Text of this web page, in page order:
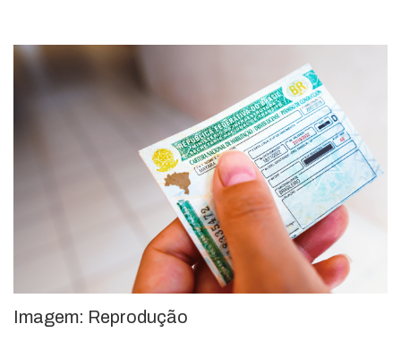
Imagem: Reprodução